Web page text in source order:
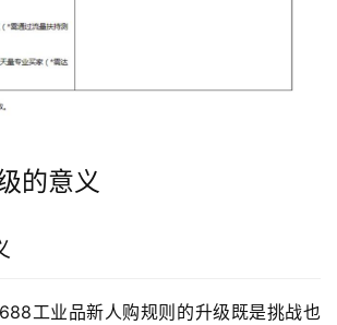
的意义
工业品新人购规则的升级既是挑战也